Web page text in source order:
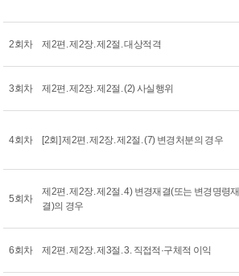
2회차 제2편. 제2장. 제2절. 대상적격
3회차 제2편. 제2장. 제2절. (2) 사실행위
4회차 [2회] 제2편. 제2장. 제2절. (7) 변경처분의 경우
5회차
제2편. 제2장. 제2절. 4) 변경재결(또는 변경명령재
결)의 경우
6회차 제2편. 제2장. 제3절. 3. 직접적·구체적 이익